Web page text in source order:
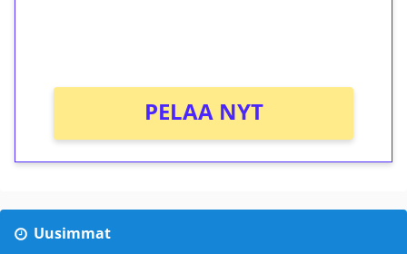
PELAA NYT
Uusimmat